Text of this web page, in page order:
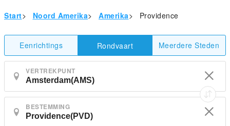
Start> Noord Amerika> Amerika> Providence
Eenrichtings Rondvaart Meerdere Steden
VERTREKPUNT
BESTEMMING